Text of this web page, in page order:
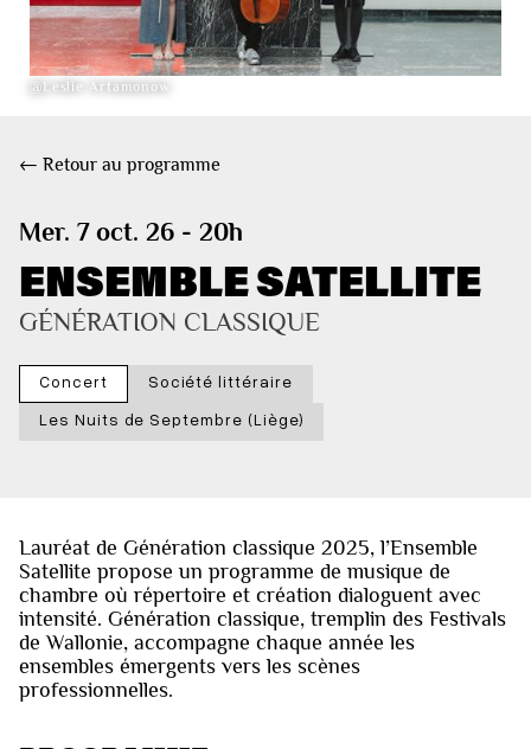
@Leslie Artamonow
← Retour au programme
Mer. 7 oct. 26 - 20h
ENSEMBLE SATELLITE
GÉNÉRATION CLASSIQUE
Concert
Société littéraire
Les Nuits de Septembre (Liège)
Lauréat de Génération classique 2025, l’Ensemble
Satellite propose un programme de musique de
chambre où répertoire et création dialoguent avec
intensité. Génération classique, tremplin des Festivals
de Wallonie, accompagne chaque année les
ensembles émergents vers les scènes
professionnelles.